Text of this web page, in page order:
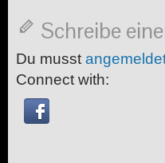
Schreibe
Du musst
Connect with: